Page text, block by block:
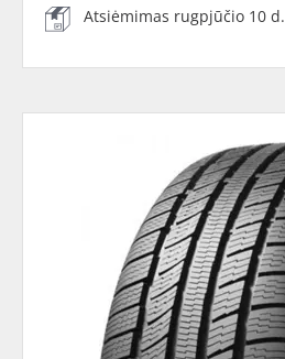
Atsiėmimas rugpjūčio 10 d.